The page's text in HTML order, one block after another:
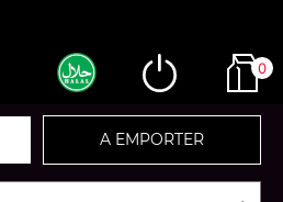
0
A EMPORTER